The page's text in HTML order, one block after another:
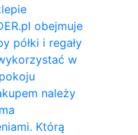
obejmuje
półki i regały
w
należy
Którą